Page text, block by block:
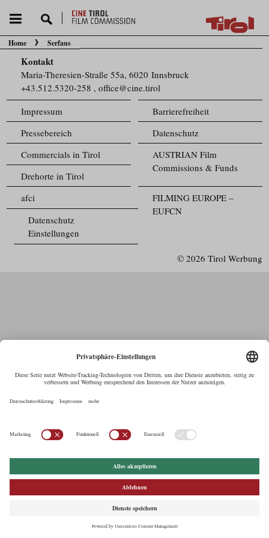
Sie befinden sich hier:
Home Serfaus
Kontakt
Maria-Theresien-Straße 55a, 6020 Innsbruck
+43.512.5320-258 ,office@cine.tirol
Impressum
Barrierefreiheit
Pressebereich
Datenschutz
Commercials in Tirol
AUSTRIAN Film
Commissions & Funds
Drehorte in Tirol
FILMING EUROPE –
EUFCN
afci
Datenschutz
Einstellungen
© 2026 Tirol Werbung